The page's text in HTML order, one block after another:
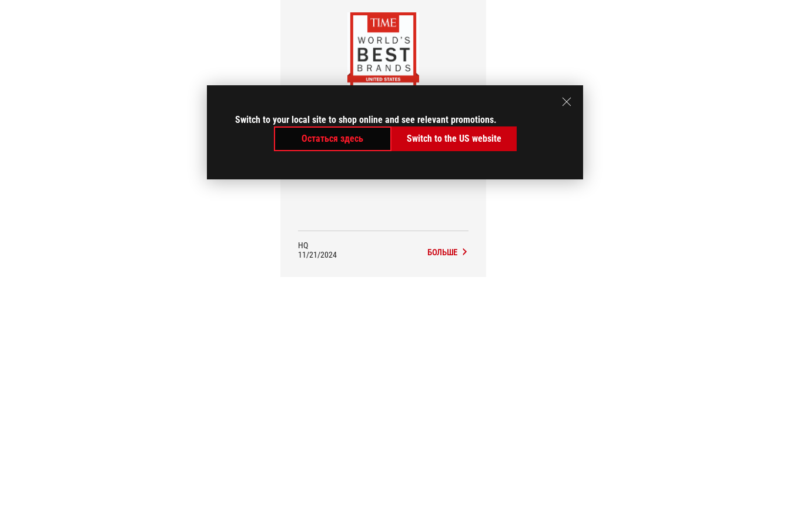
Switch to your local site to shop online and see relevant promotions.
Остаться здесь
Switch to the US website
World's Best Brands
Electronics and Gaming Hardware and Peripherals
HQ
11/21/2024
БОЛЬШЕ